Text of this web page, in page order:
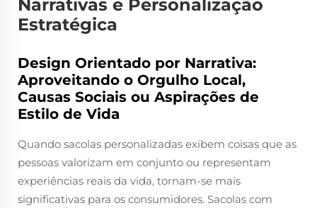
Narrativas e Personalização
Estratégica
Design Orientado por Narrativa:
Aproveitando o Orgulho Local,
Causas Sociais ou Aspirações de
Estilo de Vida
Quando sacolas personalizadas exibem coisas que as
pessoas valorizam em conjunto ou representam
experiências reais da vida, tornam-se mais
significativas para os consumidores. Sacolas com